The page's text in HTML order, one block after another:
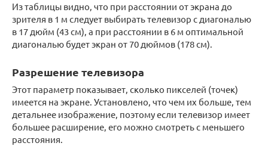
Из таблицы видно, что при расстоянии от экрана до
зрителя в 1 м следует выбирать телевизор с диагональю
в 17 дюйм (43 см), а при расстоянии в 6 м оптимальной
диагональю будет экран от 70 дюймов (178 см).
Разрешение телевизора
Этот параметр показывает, сколько пикселей (точек)
имеется на экране. Установлено, что чем их больше, тем
детальнее изображение, поэтому если телевизор имеет
большее расширение, его можно смотреть с меньшего
расстояния.